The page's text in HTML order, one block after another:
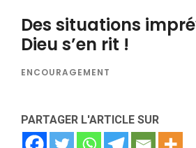
Des situations
Dieu s’en rit !
ENCOURAGEMENT
PARTAGER L'ARTICLE SUR